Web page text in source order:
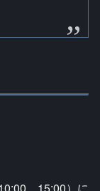
、15:00）に